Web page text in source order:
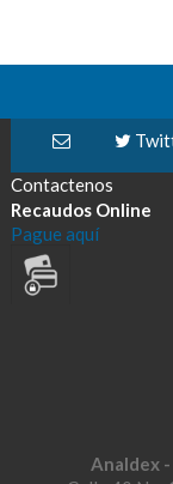
Contactenos
Recaudos Online
Pague aquí
Analdex